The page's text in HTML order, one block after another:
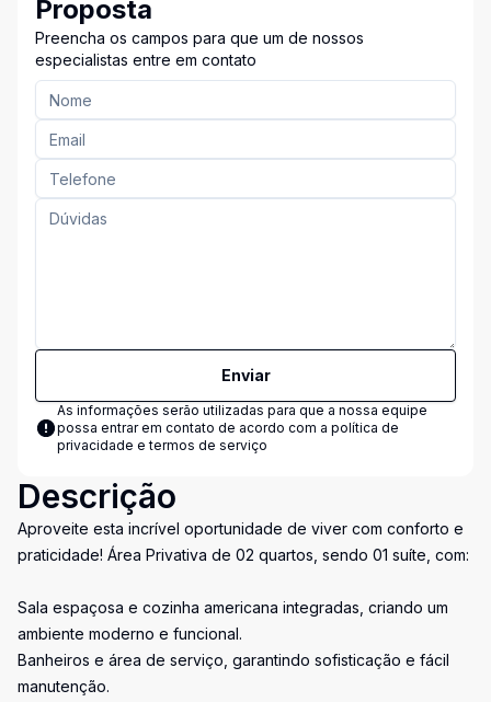
Proposta
Preencha os campos para que um de nossos
especialistas entre em contato
Enviar
As informações serão utilizadas para que a nossa equipe
possa entrar em contato de acordo com a política de
privacidade e termos de serviço
Descrição
Aproveite esta incrível oportunidade de viver com conforto e
praticidade! Área Privativa de 02 quartos, sendo 01 suíte, com:
Sala espaçosa e cozinha americana integradas, criando um
ambiente moderno e funcional.
Banheiros e área de serviço, garantindo sofisticação e fácil
manutenção.